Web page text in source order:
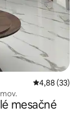
Priemerné
4,88 (33)
mesačné